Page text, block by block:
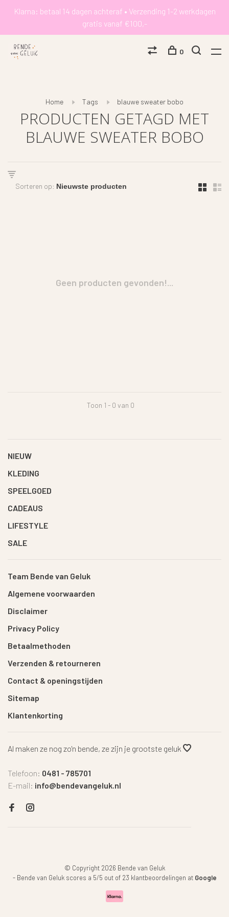
Klarna: betaal 14 dagen achteraf • Verzending 1-2 werkdagen
gratis vanaf €100,-
0
Home Tags blauwe sweater bobo
PRODUCTEN GETAGD MET
BLAUWE SWEATER BOBO
Sorteren op:
Geen producten gevonden!...
Toon 1 - 0 van 0
NIEUW
KLEDING
SPEELGOED
CADEAUS
LIFESTYLE
SALE
Team Bende van Geluk
Algemene voorwaarden
Disclaimer
Privacy Policy
Betaalmethoden
Verzenden & retourneren
Contact & openingstijden
Sitemap
Klantenkorting
Al maken ze nog zo'n bende, ze zijn je grootste geluk
Telefoon: 0481 - 785701
E-mail: info@bendevangeluk.nl
© Copyright 2026 Bende van Geluk
- Bende van Geluk scores a 5/5 out of 23 klantbeoordelingen at Google